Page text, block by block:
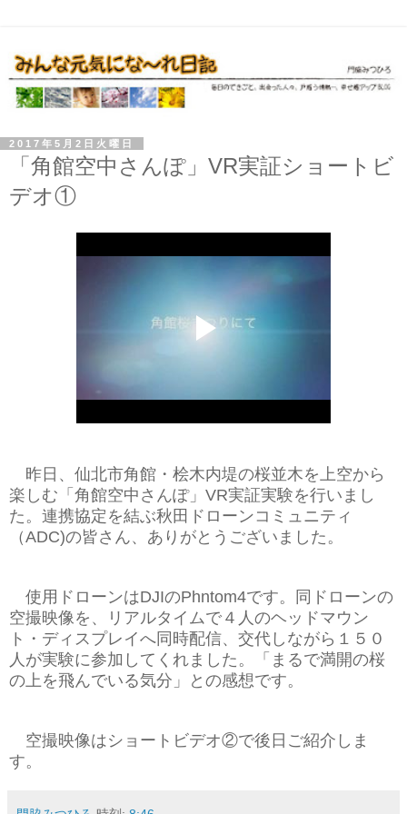
2017年5月2日火曜日
「角館空中さんぽ」VR実証ショートビ
デオ①
昨日、仙北市角館・桧木内堤の桜並木を上空から
楽しむ「角館空中さんぽ」VR実証実験を行いまし
た。連携協定を結ぶ秋田ドローンコミュニティ
（ADC)の皆さん、ありがとうございました。
使用ドローンはDJIのPhntom4です。同ドローンの
空撮映像を、リアルタイムで４人のヘッドマウン
ト・ディスプレイへ同時配信、交代しながら１５０
人が実験に参加してくれました。「まるで満開の桜
の上を飛んでいる気分」との感想です。
空撮映像はショートビデオ②で後日ご紹介しま
す。